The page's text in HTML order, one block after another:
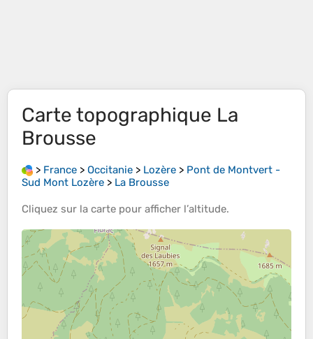
Carte topographique La
Brousse
> France > Occitanie > Lozère > Pont de Montvert -
Sud Mont Lozère > La Brousse
Cliquez sur la carte pour afficher l’altitude.